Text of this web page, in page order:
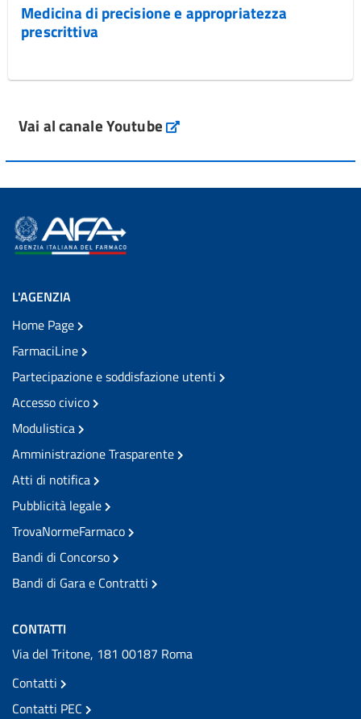
Medicina di precisione e appropriatezza
prescrittiva
Vai al canale Youtube
L'AGENZIA
Home Page
FarmaciLine
Partecipazione e soddisfazione utenti
Accesso civico
Modulistica
Amministrazione Trasparente
Atti di notifica
Pubblicità legale
TrovaNormeFarmaco
Bandi di Concorso
Bandi di Gara e Contratti
CONTATTI
Via del Tritone, 181 00187 Roma
Contatti
Contatti PEC